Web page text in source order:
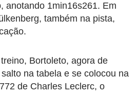
anotando 1min16s261. Em
também na pista,
Bortoleto, agora de
na tabela e se colocou na
de Charles Leclerc, o